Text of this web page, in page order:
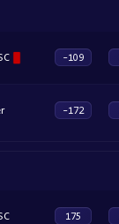
-109
-172
175